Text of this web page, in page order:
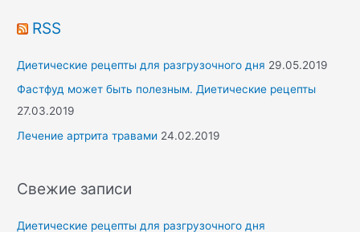
RSS
Диетические рецепты для разгрузочного дня 29.05.2019
Фастфуд может быть полезным. Диетические рецепты
27.03.2019
Лечение артрита травами 24.02.2019
Свежие записи
Диетические рецепты для разгрузочного дня